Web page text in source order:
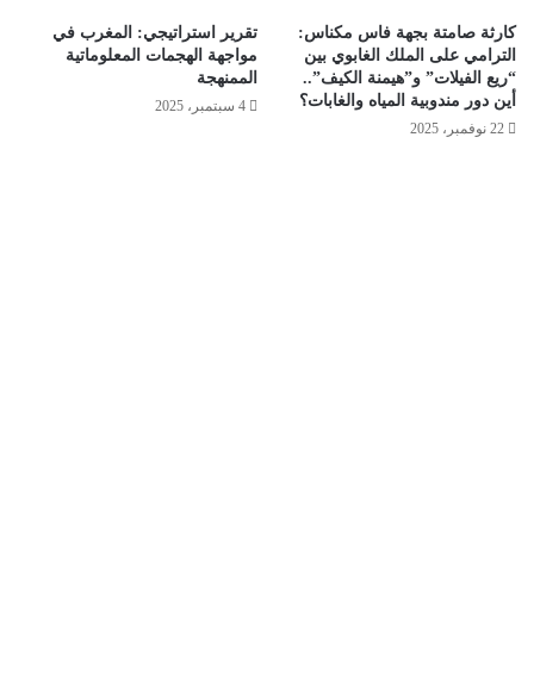
كارثة صامتة بجهة فاس مكناس:
الترامي على الملك الغابوي بين
“ريع الفيلات” و”هيمنة الكيف”..
أين دور مندوبية المياه والغابات؟
22 نوفمبر، 2025
تقرير استراتيجي: المغرب في
مواجهة الهجمات المعلوماتية
الممنهجة
4 سبتمبر، 2025